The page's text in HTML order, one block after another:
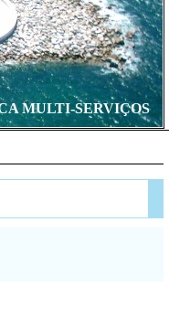
MULTI-SERVIÇOS